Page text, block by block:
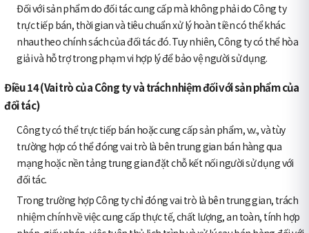
Đối với sản phẩm do đối tác cung cấp mà không phải do Công ty
trực tiếp bán, thời gian và tiêu chuẩn xử lý hoàn tiền có thể khác
nhau theo chính sách của đối tác đó. Tuy nhiên, Công ty có thể hòa
giải và hỗ trợ trong phạm vi hợp lý để bảo vệ người sử dụng.
Điều 14 (Vai trò của Công ty và trách nhiệm đối với sản phẩm của
đối tác)
Công ty có thể trực tiếp bán hoặc cung cấp sản phẩm, v.v., và tùy
trường hợp có thể đóng vai trò là bên trung gian bán hàng qua
mạng hoặc nền tảng trung gian đặt chỗ kết nối người sử dụng với
đối tác.
Trong trường hợp Công ty chỉ đóng vai trò là bên trung gian, trách
nhiệm chính về việc cung cấp thực tế, chất lượng, an toàn, tính hợp